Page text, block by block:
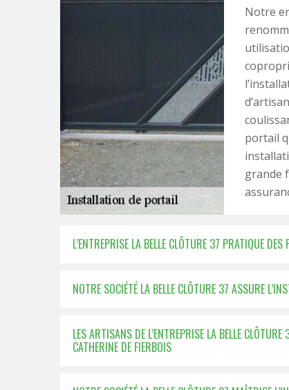
Notre
portail
grande
L’ENTREPRISE LA BELLE CLÔTURE 37 PRATIQUE
NOTRE SOCIÉTÉ LA BELLE CLÔTURE 37 ASSURE
LES ARTISANS DE L’ENTREPRISE LA BELLE
CATHERINE DE FIERBOIS